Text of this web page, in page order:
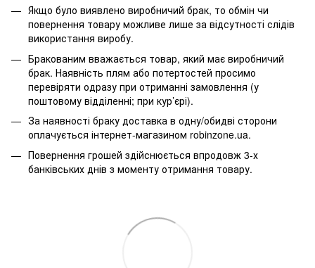
Якщо було виявлено виробничий брак, то обмін чи
повернення товару можливе лише за відсутності слідів
використання виробу.
Бракованим вважається товар, який має виробничий
брак. Наявність плям або потертостей просимо
перевіряти одразу при отриманні замовлення (у
поштовому відділенні; при кур’єрі).
За наявності браку доставка в одну/обидві сторони
оплачується інтернет-магазином robinzone.ua.
Повернення грошей здійснюється впродовж 3-х
банківських днів з моменту отримання товару.